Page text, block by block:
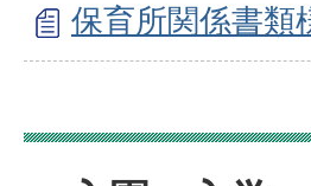
保育所関係書類